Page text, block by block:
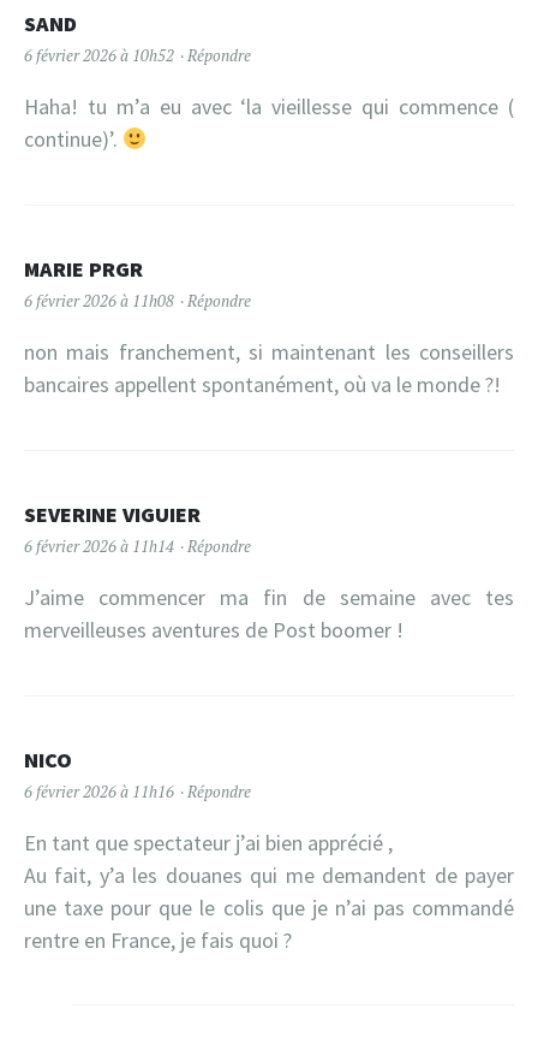
SAND
6 février 2026 à 10h52 Répondre
Haha! tu m’a eu avec ‘la vieillesse qui commence (
continue)’.
MARIE PRGR
6 février 2026 à 11h08 Répondre
non mais franchement, si maintenant les conseillers
bancaires appellent spontanément, où va le monde ?!
SEVERINE VIGUIER
6 février 2026 à 11h14 Répondre
J’aime commencer ma fin de semaine avec tes
merveilleuses aventures de Post boomer !
NICO
6 février 2026 à 11h16 Répondre
En tant que spectateur j’ai bien apprécié ,
Au fait, y’a les douanes qui me demandent de payer
une taxe pour que le colis que je n’ai pas commandé
rentre en France, je fais quoi ?